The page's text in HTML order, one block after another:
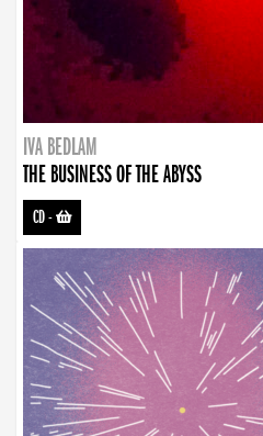
IVA BEDLAM
THE BUSINESS OF THE ABYSS
CD-